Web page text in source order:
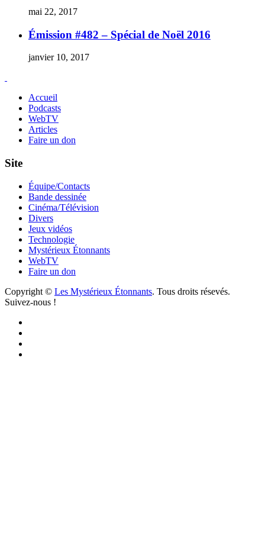
mai 22, 2017
Émission #482 – Spécial de Noël 2016
janvier 10, 2017
Accueil
Podcasts
WebTV
Articles
Faire un don
Site
Équipe/Contacts
Bande dessinée
Cinéma/Télévision
Divers
Jeux vidéos
Technologie
Mystérieux Étonnants
WebTV
Faire un don
Copyright © Les Mystérieux Étonnants. Tous droits résevés.
Suivez-nous !